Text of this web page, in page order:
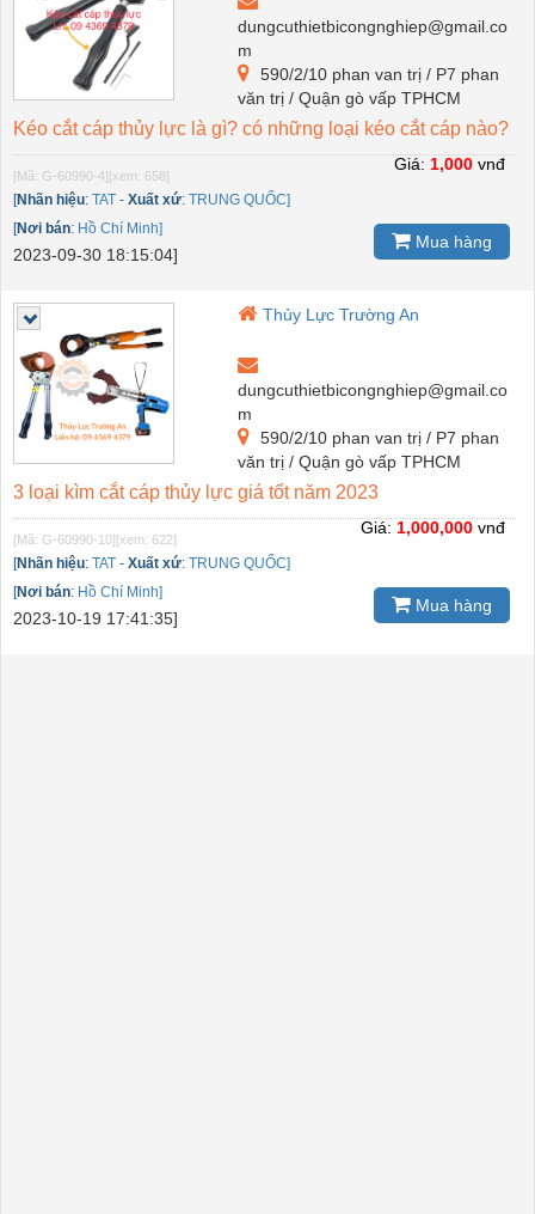
dungcuthietbicongnghiep@gmail.co
m
590/2/10 phan van trị / P7 phan
văn trị / Quận gò vấp TPHCM
Kéo cắt cáp thủy lực là gì? có những loại kéo cắt cáp nào?
[Mã: G-60990-4][xem: 658]
[Nhãn hiệu: TAT - Xuất xứ: TRUNG QUỐC]
[Nơi bán: Hồ Chí Minh]
2023-09-30 18:15:04]
Giá: 1,000 vnđ
Mua hàng
Thủy Lực Trường An
dungcuthietbicongnghiep@gmail.co
m
590/2/10 phan van trị / P7 phan
văn trị / Quận gò vấp TPHCM
3 loại kìm cắt cáp thủy lực giá tốt năm 2023
[Mã: G-60990-10][xem: 622]
[Nhãn hiệu: TAT - Xuất xứ: TRUNG QUỐC]
[Nơi bán: Hồ Chí Minh]
2023-10-19 17:41:35]
Giá: 1,000,000 vnđ
Mua hàng